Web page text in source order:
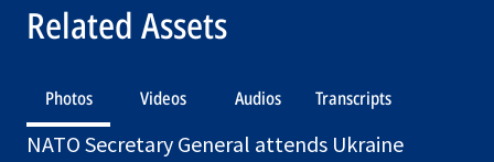
Related Assets
Photos Videos Audios Transcripts
NATO Secretary General attends Ukraine